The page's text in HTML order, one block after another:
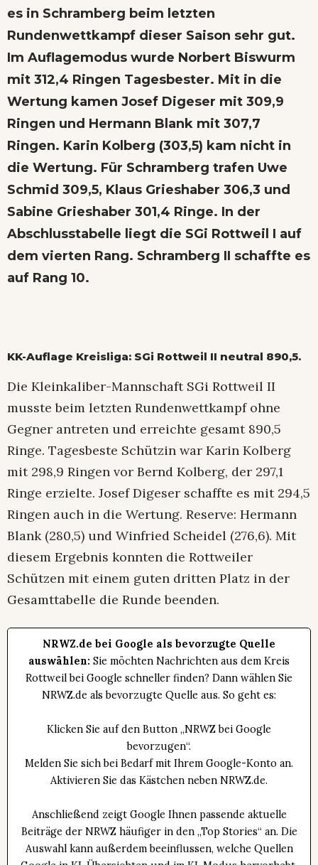
es in Schramberg beim letzten
Rundenwettkampf dieser Saison sehr gut.
Im Auflagemodus wurde Norbert Biswurm
mit 312,4 Ringen Tagesbester. Mit in die
Wertung kamen Josef Digeser mit 309,9
Ringen und Hermann Blank mit 307,7
Ringen. Karin Kolberg (303,5) kam nicht in
die Wertung. Für Schramberg trafen Uwe
Schmid 309,5, Klaus Grieshaber 306,3 und
Sabine Grieshaber 301,4 Ringe. In der
Abschlusstabelle liegt die SGi Rottweil I auf
dem vierten Rang. Schramberg II schaffte es
auf Rang 10.
KK-Auflage Kreisliga: SGi Rottweil II neutral 890,5.
Die Kleinkaliber-Mannschaft SGi Rottweil II
musste beim letzten Rundenwettkampf ohne
Gegner antreten und erreichte gesamt 890,5
Ringe. Tagesbeste Schützin war Karin Kolberg
mit 298,9 Ringen vor Bernd Kolberg, der 297,1
Ringe erzielte. Josef Digeser schaffte es mit 294,5
Ringen auch in die Wertung. Reserve: Hermann
Blank (280,5) und Winfried Scheidel (276,6). Mit
diesem Ergebnis konnten die Rottweiler
Schützen mit einem guten dritten Platz in der
Gesamttabelle die Runde beenden.
NRWZ.de bei Google als bevorzugte Quelle
auswählen: Sie möchten Nachrichten aus dem Kreis
Rottweil bei Google schneller finden? Dann wählen Sie
NRWZ.de als bevorzugte Quelle aus. So geht es:
Klicken Sie auf den Button „NRWZ bei Google
bevorzugen“.
Melden Sie sich bei Bedarf mit Ihrem Google-Konto an.
Aktivieren Sie das Kästchen neben NRWZ.de.
Anschließend zeigt Google Ihnen passende aktuelle
Beiträge der NRWZ häufiger in den „Top Stories“ an. Die
Auswahl kann außerdem beeinflussen, welche Quellen